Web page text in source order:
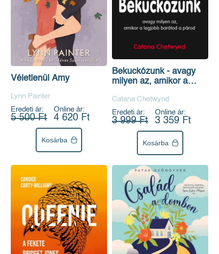
Véletlenül Amy
Lynn Painter
Eredeti ár:
5 500 Ft
Online ár:
4 620 Ft
Kosárba
Bekuckózunk - avagy
milyen az, amikor a
Catana Chetwynd
Eredeti ár:
3 999 Ft
Online ár:
3 359 Ft
Kosárba